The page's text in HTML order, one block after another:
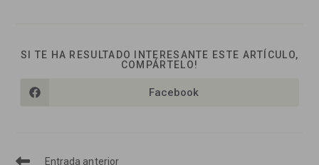
SI TE HA RESULTADO INTERESANTE ESTE ARTÍCULO,
COMPÁRTELO!
Se
Facebook
Leer
Entrada anterior